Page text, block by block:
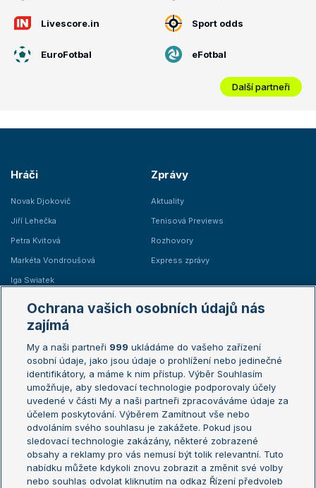
Livescore.in Sport odds
EuroFotbal eFotbal
Další partneři
Hráči
Novak Djokovič
Jiří Lehečka
Petra Kvitová
Markéta Vondroušová
Iga Swiatek
Zprávy
Aktuality
Tenisová Previews
Rozhovory
Express zprávy
Žebříčky
Žebříček ATP (muži)
Žebříček WTA (ženy)
Sázkařský žebříček
Australian Open
French Open
Wimbledon
US Open
Turnaj mistrů
Turnaj mistryň
Aktualní trendy
Ochrana vašich osobních údajů nás
zajímá
My a naši partneři 999 ukládáme do vašeho zařízení
osobní údaje, jako jsou údaje o prohlížení nebo jedinečné
identifikátory, a máme k nim přístup. Výběr Souhlasím
umožňuje, aby sledovací technologie podporovaly účely
uvedené v části My a naši partneři zpracováváme údaje za
účelem poskytování. Výběrem Zamítnout vše nebo
odvoláním svého souhlasu je zakážete. Pokud jsou
sledovací technologie zakázány, některé zobrazené
obsahy a reklamy pro vás nemusí být tolik relevantní. Tuto
nabídku můžete kdykoli znovu zobrazit a změnit své volby
nebo souhlas odvolat kliknutím na odkaz Řízení předvoleb